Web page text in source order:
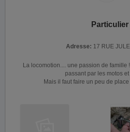
Particulier
Adresse: 17 RUE
La locomotion.... une passion de famille
passant par les motos
Mais il faut faire un peu de